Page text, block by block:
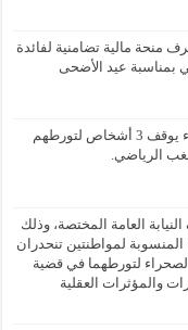
مالية تضامنية لفائدة
بمناسبة عيد الأضحى
أمن مولاي رشيد بالدار البيضاء يوقف 3 أشخاص لتورطهم
الرياضي.
العامة المختصة، وذلك
المنسوبة لمواطنتين تنحدران
لتورطهما في قضية
والمؤثرات العقلية